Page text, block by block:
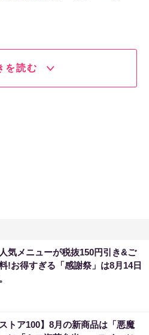
を読む
人気メニューが税抜150円引き&ご
!お得すぎる「感謝祭」は8月14日
トア100】8月の新商品は「悪魔